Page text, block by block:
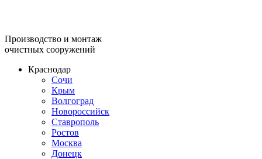
Производство и монтаж
очистных сооружений
Краснодар
Сочи
Крым
Волгоград
Новороссийск
Ставрополь
Ростов
Москва
Донецк